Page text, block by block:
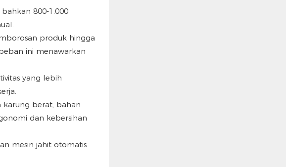
800-1.000
produk hingga
ini menawarkan
yang lebih
berat, bahan
dan kebersihan
mesin jahit otomatis